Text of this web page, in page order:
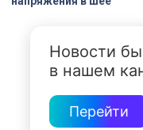
Новости
в нашем
Перейти